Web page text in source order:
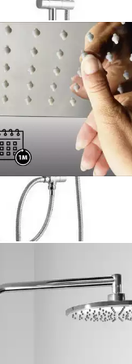
ZARA Duschsäule
Chrom,
SL420
€